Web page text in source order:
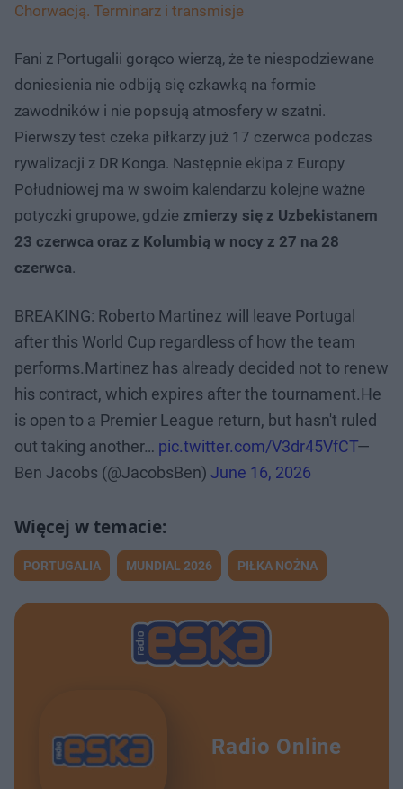
Chorwacją. Terminarz i transmisje
Fani z Portugalii gorąco wierzą, że te niespodziewane
doniesienia nie odbiją się czkawką na formie
zawodników i nie popsują atmosfery w szatni.
Pierwszy test czeka piłkarzy już 17 czerwca podczas
rywalizacji z DR Konga. Następnie ekipa z Europy
Południowej ma w swoim kalendarzu kolejne ważne
potyczki grupowe, gdzie zmierzy się z Uzbekistanem
23 czerwca oraz z Kolumbią w nocy z 27 na 28
czerwca.
BREAKING: Roberto Martinez will leave Portugal
after this World Cup regardless of how the team
performs.Martinez has already decided not to renew
his contract, which expires after the tournament.He
is open to a Premier League return, but hasn't ruled
out taking another… pic.twitter.com/V3dr45VfCT—
Ben Jacobs (@JacobsBen) June 16, 2026
PORTUGALIA MUNDIAL 2026 PIŁKA NOŻNA
Radio Online